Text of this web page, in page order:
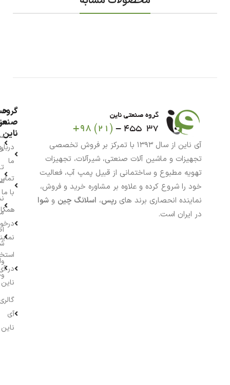
آی ناین از سال ۱۳۹۳ با تمرکز بر فروش تخصصی
تجهیزات و ماشین آلات صنعتی، شیرآلات، تجهیزات
تهویه مطبوع و ساختمانی از قبیل پمپ آب، فعالیت
خود را شروع کرده و علاوه بر مشاوره خرید و فروش،
نماینده انحصاری برند های رپس، اسلانگ چین و شوا
در ایران است.
گروه
ناین
ما
با ما
در
ناین
آی
ناین